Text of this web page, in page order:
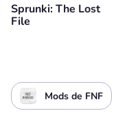
Sprunki: The Lost
File
Mods de FNF